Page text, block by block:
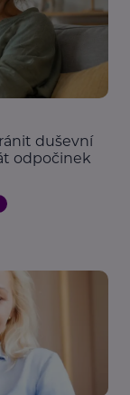
duševní
odpočinek